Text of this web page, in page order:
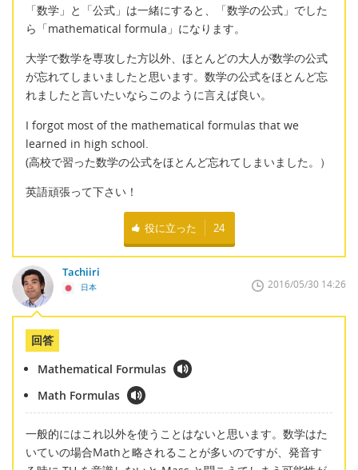
「数学」と「公式」は一緒にすると、「数学の公式」でした
ら「mathematical formula」になります。
大学で数学を専攻した方以外、ほとんどの大人が数学の公式
が忘れてしまいましたと思います。数学の公式をほとんど忘
れましたと言いたいならこのように言えば良い。
I forgot most of the mathematical formulas that we
learned in high school.
(高校で習った数学の公式をほとんど忘れてしまいました。）
英語頑張って下さい！
役に立った 24
Tachiiri
日本 2016/05/30 14:26
回答
Mathematical Formulas
Math Formulas
一般的にはこれ以外を使うことはないと思います。数学はた
いていの場合Mathと略されることが多いのですが、発音す